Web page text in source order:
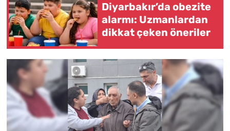
Diyarbakır’da obezite
alarmı: Uzmanlardan
dikkat çeken öneriler